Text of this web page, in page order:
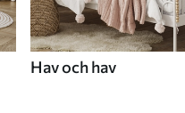
Hav och hav